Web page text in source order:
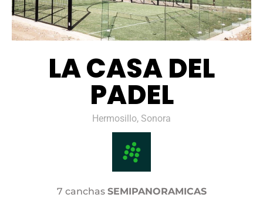
LA CASA DEL
PADEL
Hermosillo, Sonora
7 canchas SEMIPANORAMICAS